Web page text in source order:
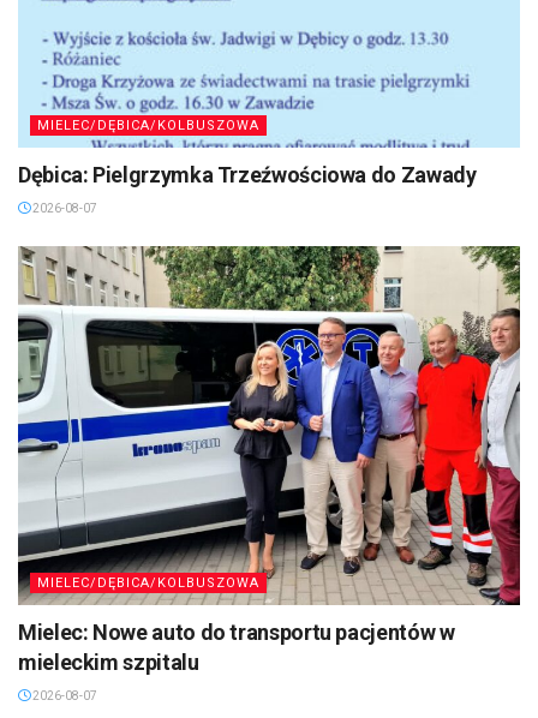
MIELEC/DĘBICA/KOLBUSZOWA
Dębica: Pielgrzymka Trzeźwościowa do Zawady
2026-08-07
MIELEC/DĘBICA/KOLBUSZOWA
Mielec: Nowe auto do transportu pacjentów w
mieleckim szpitalu
2026-08-07